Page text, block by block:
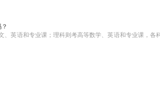
、英语和专业课；理科则考高等数学、英语和专业课，各